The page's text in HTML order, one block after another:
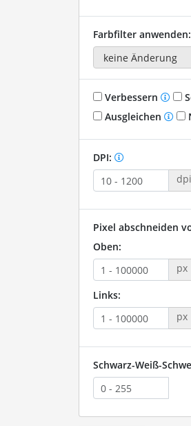
Farbfilter anwenden:
Verbessern
Ausgleichen
DPI:
dpi
Pixel abschneiden
Oben:
px
Links:
px
Schwarz-Weiß-